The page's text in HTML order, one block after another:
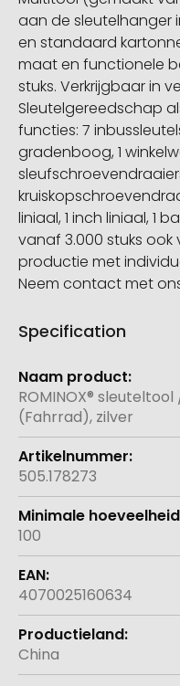
aan de sleutelhanger
en standaard
maat en functionele
stuks. Verkrijgbaar in
Sleutelgereedschap
functies: 7
gradenboog, 1
liniaal, 1 inch liniaal, 1
vanaf 3.000 stuks ook
productie met
Neem contact met
Specification
Meer
informatie
ROMINOX®
(Fahrrad), zilver
505.178273
100
4070025160634
China